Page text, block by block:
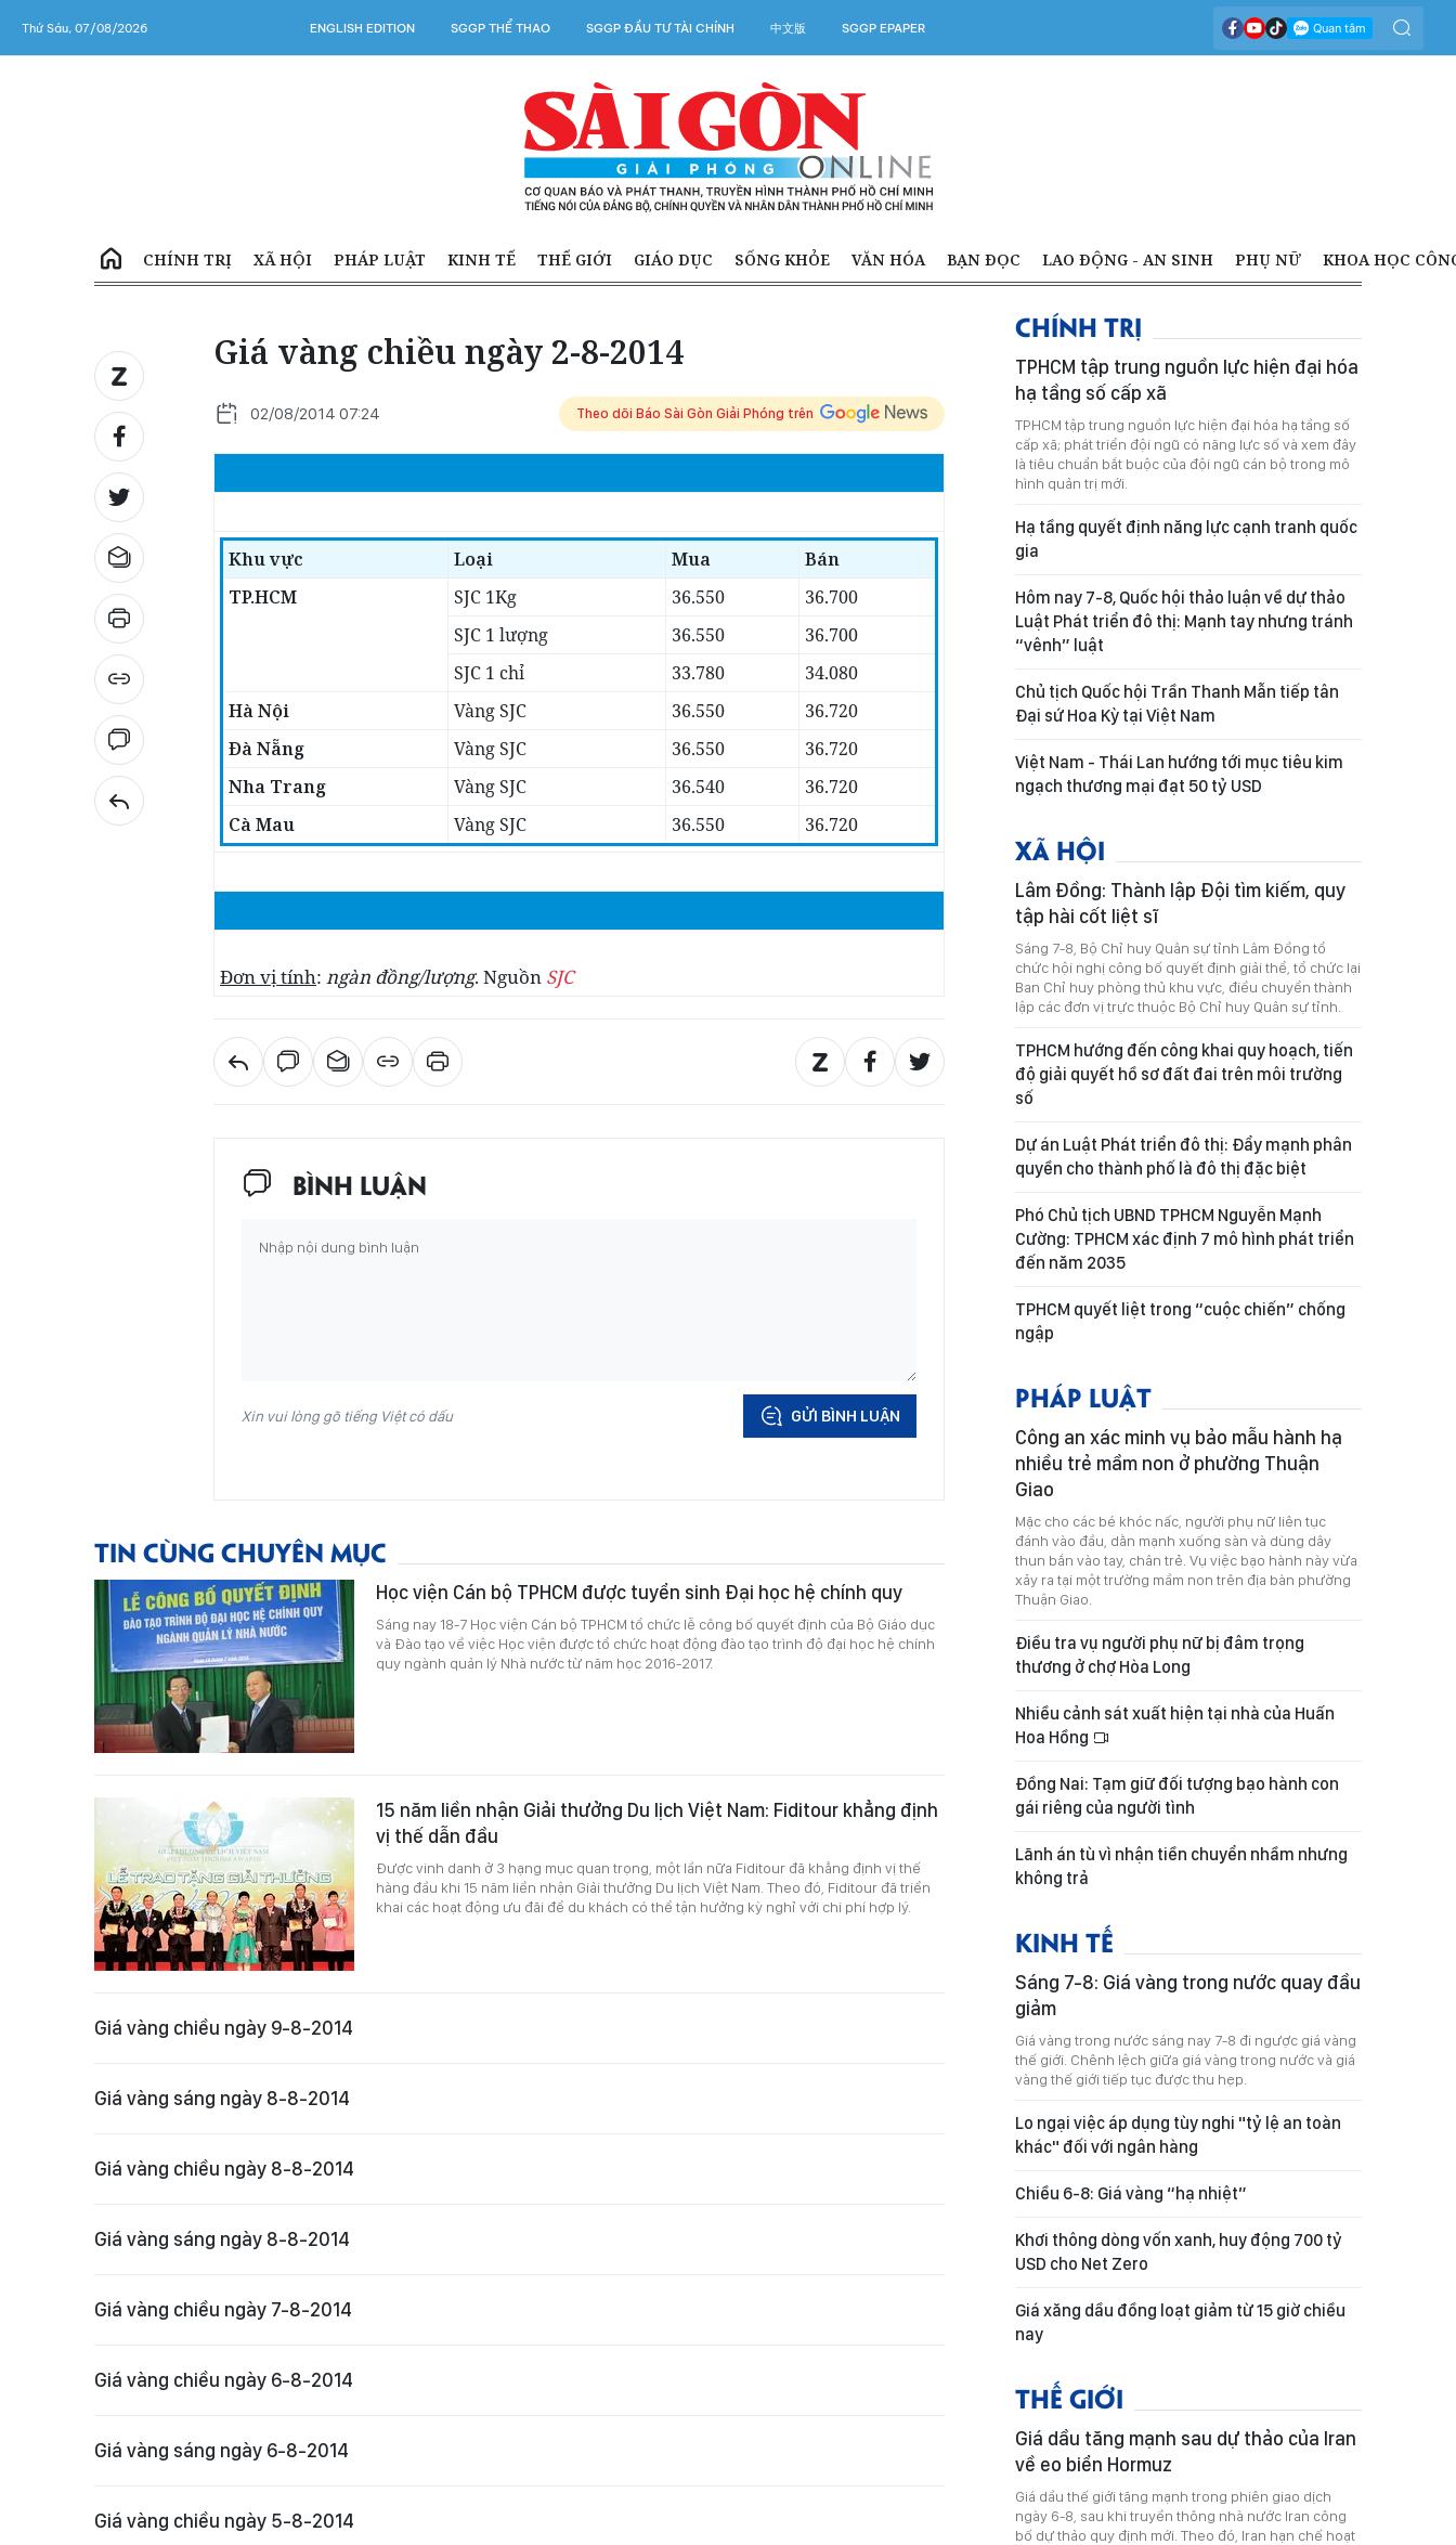
Thứ Sáu, 07/08/2026 ENGLISH EDITION SGGP THỂ THAO SGGP ĐẦU TƯ TÀI CHÍNH 中文版 SGGP EPAPER
CHÍNH TRỊ XÃ HỘI PHÁP LUẬT KINH TẾ THẾ GIỚI GIÁO DỤC SỐNG KHỎE VĂN HÓA BẠN ĐỌC LAO ĐỘNG - AN SINH PHỤ NỮ KHOA HỌC
Giá vàng chiều ngày 2-8-2014
02/08/2014 07:24 Theo dõi Báo Sài Gòn Giải Phóng trên
Khu vực Loại Mua
Bán
TP.HCM
SJC 1Kg 36.550
36.700
SJC 1 lượng
36.550
36.700
SJC 1 chỉ
33.780
34.080
Hà Nội
Vàng SJC 36.550
36.720
Đà Nẵng
Vàng SJC 36.550
36.720
Nha Trang
Vàng SJC 36.540
36.720
Cà Mau
Vàng SJC 36.550 36.720
Đơn vị tính: ngàn đồng/lượng. Nguồn SJC
BÌNH LUẬN
Xin vui lòng gõ tiếng Việt có dấu GỬI BÌNH LUẬN
TIN CÙNG CHUYÊN MỤC
Học viện Cán bộ TPHCM được tuyển sinh Đại học hệ chính quy
Sáng nay 18-7 Học viện Cán bộ TPHCM tổ chức lễ công bố quyết định của Bộ Giáo dục
và Đào tạo về việc Học viện được tổ chức hoạt động đào tạo trình độ đại học hệ chính
quy ngành quản lý Nhà nước từ năm học 2016-2017.
15 năm liền nhận Giải thưởng Du lịch Việt Nam: Fiditour khẳng định
vị thế dẫn đầu
Được vinh danh ở 3 hạng mục quan trọng, một lần nữa Fiditour đã khẳng định vị thế
hàng đầu khi 15 năm liền nhận Giải thưởng Du lịch Việt Nam. Theo đó, Fiditour đã triển
khai các hoạt động ưu đãi để du khách có thể tận hưởng kỳ nghỉ với chi phí hợp lý.
Giá vàng chiều ngày 9-8-2014
Giá vàng sáng ngày 8-8-2014
Giá vàng chiều ngày 8-8-2014
Giá vàng sáng ngày 8-8-2014
Giá vàng chiều ngày 7-8-2014
Giá vàng chiều ngày 6-8-2014
Giá vàng sáng ngày 6-8-2014
Giá vàng chiều ngày 5-8-2014
CHÍNH TRỊ
TPHCM tập trung nguồn lực hiện đại hóa
hạ tầng số cấp xã
TPHCM tập trung nguồn lực hiện đại hóa hạ tầng số
cấp xã; phát triển đội ngũ có năng lực số và xem đây
là tiêu chuẩn bắt buộc của đội ngũ cán bộ trong mô
hình quản trị mới.
Hạ tầng quyết định năng lực cạnh tranh quốc
gia
Hôm nay 7-8, Quốc hội thảo luận về dự thảo
Luật Phát triển đô thị: Mạnh tay nhưng tránh
“vênh” luật
Chủ tịch Quốc hội Trần Thanh Mẫn tiếp tân
Đại sứ Hoa Kỳ tại Việt Nam
Việt Nam - Thái Lan hướng tới mục tiêu kim
ngạch thương mại đạt 50 tỷ USD
XÃ HỘI
Lâm Đồng: Thành lập Đội tìm kiếm, quy
tập hài cốt liệt sĩ
Sáng 7-8, Bộ Chỉ huy Quân sự tỉnh Lâm Đồng tổ
chức hội nghị công bố quyết định giải thể, tổ chức lại
Ban Chỉ huy phòng thủ khu vực, điều chuyển thành
lập các đơn vị trực thuộc Bộ Chỉ huy Quân sự tỉnh.
TPHCM hướng đến công khai quy hoạch, tiến
độ giải quyết hồ sơ đất đai trên môi trường
số
Dự án Luật Phát triển đô thị: Đẩy mạnh phân
quyền cho thành phố là đô thị đặc biệt
Phó Chủ tịch UBND TPHCM Nguyễn Mạnh
Cường: TPHCM xác định 7 mô hình phát triển
đến năm 2035
TPHCM quyết liệt trong “cuộc chiến” chống
ngập
PHÁP LUẬT
Công an xác minh vụ bảo mẫu hành hạ
nhiều trẻ mầm non ở phường Thuận
Giao
Mặc cho các bé khóc nấc, người phụ nữ liên tục
đánh vào đầu, dằn mạnh xuống sàn và dùng dây
thun bắn vào tay, chân trẻ. Vụ việc bạo hành này vừa
xảy ra tại một trường mầm non trên địa bàn phường
Thuận Giao.
Điều tra vụ người phụ nữ bị đâm trọng
thương ở chợ Hòa Long
Nhiều cảnh sát xuất hiện tại nhà của Huấn
Hoa Hồng
Đồng Nai: Tạm giữ đối tượng bạo hành con
gái riêng của người tình
Lãnh án tù vì nhận tiền chuyển nhầm nhưng
không trả
KINH TẾ
Sáng 7-8: Giá vàng trong nước quay đầu
giảm
Giá vàng trong nước sáng nay 7-8 đi ngược giá vàng
thế giới. Chênh lệch giữa giá vàng trong nước và giá
vàng thế giới tiếp tục được thu hẹp.
Lo ngại việc áp dụng tùy nghi "tỷ lệ an toàn
khác" đối với ngân hàng
Chiều 6-8: Giá vàng “hạ nhiệt”
Khơi thông dòng vốn xanh, huy động 700 tỷ
USD cho Net Zero
Giá xăng dầu đồng loạt giảm từ 15 giờ chiều
nay
THẾ GIỚI
Giá dầu tăng mạnh sau dự thảo của Iran
về eo biển Hormuz
Giá dầu thế giới tăng mạnh trong phiên giao dịch
ngày 6-8, sau khi truyền thông nhà nước Iran công
bố dự thảo quy định mới. Theo đó, Iran hạn chế hoạt